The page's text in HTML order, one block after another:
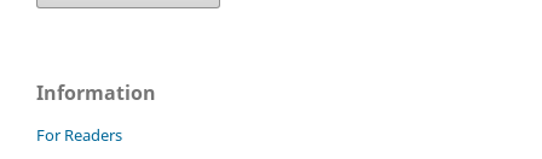
Information
For Readers